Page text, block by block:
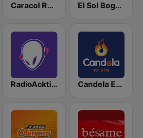
Caracol Radio Medellín El Sol Bogotá
RadioAcktiva Bogotá Candela Estereo 101.9 FM